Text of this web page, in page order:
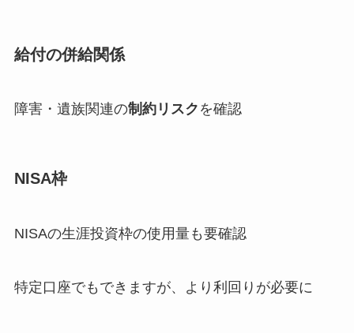
給付の併給関係
障害・遺族関連の制約リスク を確認
NISA枠
NISAの生涯投資枠の使用量も要確認
特定口座でもできますが、より利回りが必要に